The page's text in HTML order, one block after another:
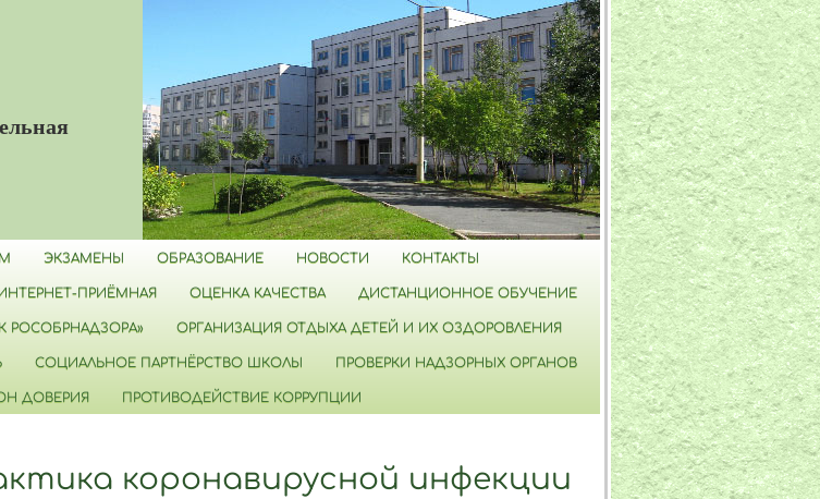
ЭКЗАМЕНЫ ОБРАЗОВАНИЕ НОВОСТИ КОНТАКТЫ
ИНТЕРНЕТ-ПРИЁМНАЯ ОЦЕНКА КАЧЕСТВА ДИСТАНЦИОННОЕ ОБУЧЕНИЕ
РОСОБРНАДЗОРА» ОРГАНИЗАЦИЯ ОТДЫХА ДЕТЕЙ И ИХ ОЗДОРОВЛЕНИЯ
СОЦИАЛЬНОЕ ПАРТНЁРСТВО ШКОЛЫ ПРОВЕРКИ НАДЗОРНЫХ ОРГАНОВ
ДОВЕРИЯ ПРОТИВОДЕЙСТВИЕ КОРРУПЦИИ
коронавирусной инфекции